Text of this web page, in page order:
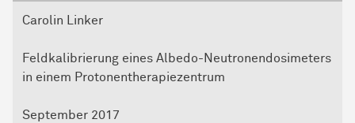
Carolin Linker
Feldkalibrierung eines Albedo-Neutronendosimeters
in einem Protonentherapiezentrum
September 2017